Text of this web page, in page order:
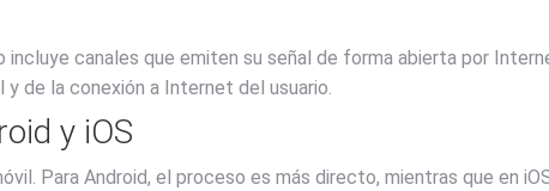
canales que emiten su señal de forma abierta por
de la conexión a Internet del usuario.
y iOS
Para Android, el proceso es más directo, mientras que en